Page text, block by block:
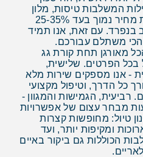
המשלבות טיסות, מלון
ולעתים גם העברות מציעות מחיר נמוך בעד 25-35%
בנפרד. עם זאת, אנו תמיד
משתלם עבורכם.
מאורגן תחת קורת גג
הפרטים. שלישית,
- אנו מספקים שירות מלא
כל הדרך, וטיפול מקצועי
רביעית, הגמישות והמגוון -
מבחר עצום של אפשרויות
טיול: מחופשות קצרות
ומקיפות יותר, ועד
הכוללות גם ביקור באיים